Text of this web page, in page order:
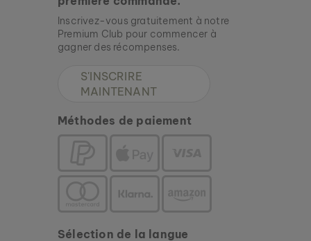
Inscrivez-vous gratuitement à notre
Premium Club pour commencer à
gagner des récompenses.
S'INSCRIRE
MAINTENANT
Méthodes de paiement
Sélection de la langue